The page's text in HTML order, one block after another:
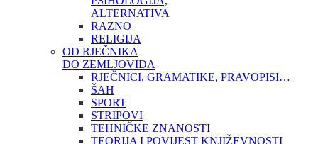
ALTERNATIVA
RAZNO
RELIGIJA
OD RJEČNIKA
DO ZEMLJOVIDA
RJEČNICI, GRAMATIKE, PRAVOPISI…
ŠAH
SPORT
STRIPOVI
TEHNIČKE ZNANOSTI
TEORIJA I POVIJEST KNJIŽEVNOSTI